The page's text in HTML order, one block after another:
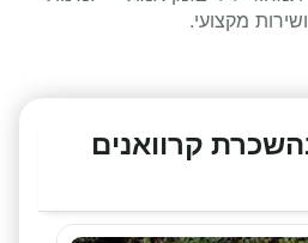
מקצועי.
קרוואנים